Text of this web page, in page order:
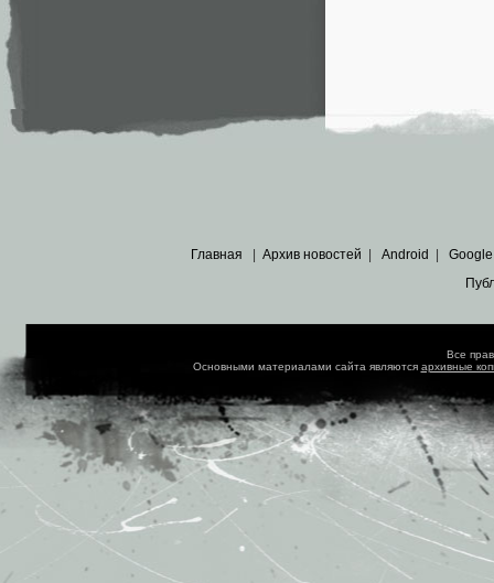
Главная | Архив новостей | Android | Google
Все
Основными материалами сайта являются архивные